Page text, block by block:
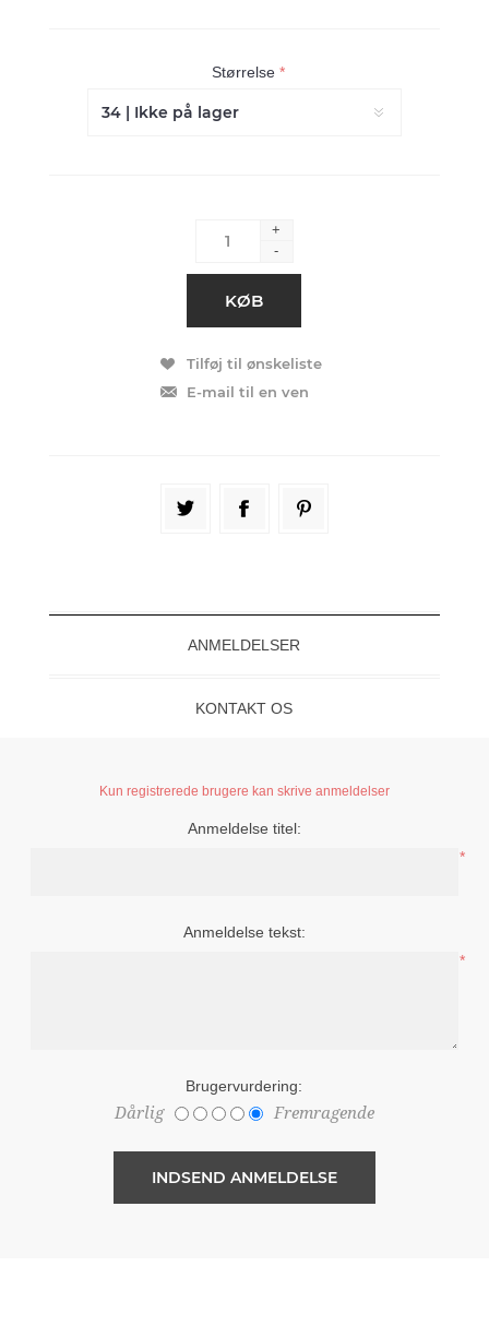
Størrelse*
+
-
ANMELDELSER
KONTAKT OS
Kun registrerede brugere kan skrive anmeldelser
Anmeldelse titel:
*
Anmeldelse tekst:
*
Brugervurdering:
Dårlig Fremragende